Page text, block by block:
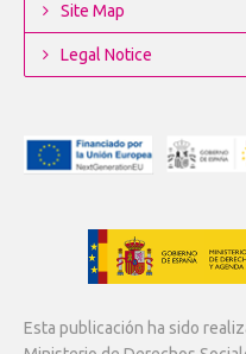
Site Map
Legal Notice
Esta publicación ha sido